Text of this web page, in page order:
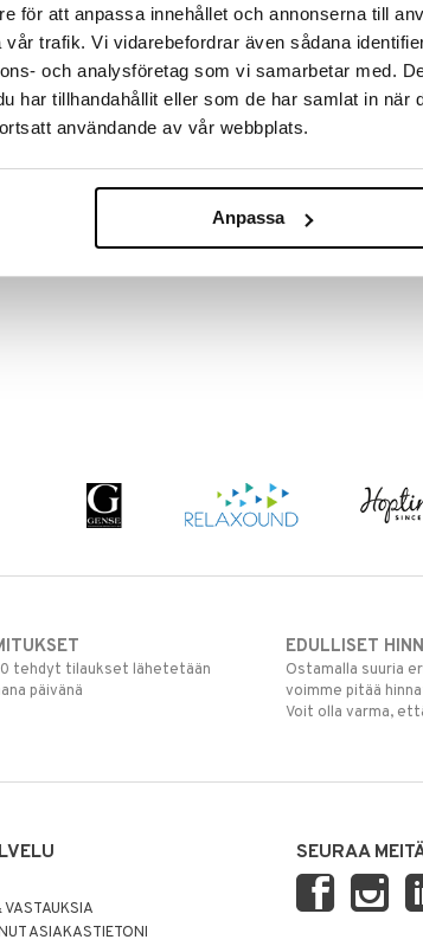
för att anpassa innehållet och annonserna till
trafik. Vi vidarebefordrar även sådana
och analysföretag som vi samarbetar med.
har tillhandahållit eller som de har samlat in när
användande av vår webbplats.
Anpassa
31.8.2026 asti mutta ole nopea -
voivat päästä loppumaan!
ale-löydöt »
kanssa, joka valvoo sinua ilmavalla eleganssilla ja
Foxy on valmis tuomaan villieläinten
Valmistettu hienoimmasta mahongista, niin että
tuoksun ja kuulla lehtien pehmeän kahinan.
tehdyt tilaukset lähetetään
päivänä
EDULLISET
Ostamalla suuria
voimme pitää
Voit olla varma,
ASIAKASTIETONI
SEURAA